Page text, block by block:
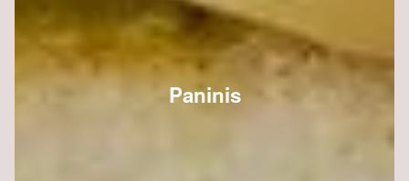
Paninis